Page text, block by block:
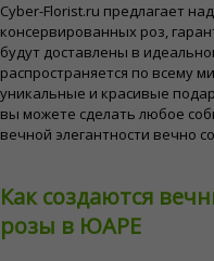
Cyber-Florist.ru предлагает
консервированных роз,
будут доставлены в
распространяется по всему
уникальные и красивые
вы можете сделать любое
вечной элегантности вечно
Как создаются
розы в ЮАРЕ